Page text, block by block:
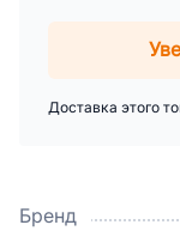
Бренд
Доставка этого